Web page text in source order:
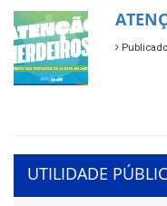
UTILIDADE